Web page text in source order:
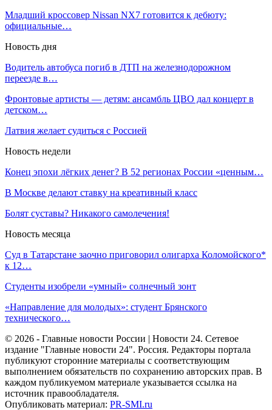
Младший кроссовер Nissan NX7 готовится к дебюту:
официальные…
Новость дня
Водитель автобуса погиб в ДТП на железнодорожном
переезде в…
Фронтовые артисты — детям: ансамбль ЦВО дал концерт в
детском…
Латвия желает судиться с Россией
Новость недели
Конец эпохи лёгких денег? В 52 регионах России «ценным…
В Москве делают ставку на креативный класс
Болят суставы? Никакого самолечения!
Новость месяца
Суд в Татарстане заочно приговорил олигарха Коломойского*
к 12…
Студенты изобрели «умный» солнечный зонт
«Направление для молодых»: студент Брянского
технического…
© 2026 - Главные новости России | Новости 24. Сетевое
издание "Главные новости 24". Россия. Редакторы портала
публикуют сторонние материалы с соответствующим
выполнением обязательств по сохранению авторских прав. В
каждом публикуемом материале указывается ссылка на
источник правообладателя.
Опубликовать материал: PR-SMI.ru